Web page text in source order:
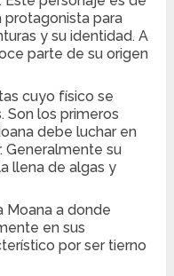
protagonista para
y su identidad. A
parte de su origen
cuyo físico se
Son los primeros
debe luchar en
Generalmente su
llena de algas y
Moana a donde
en sus
por ser tierno